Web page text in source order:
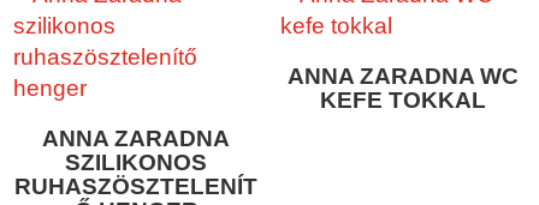
ANNA ZARADNA
SZILIKONOS
RUHASZÖSZTELENÍT
ANNA ZARADNA WC
KEFE TOKKAL